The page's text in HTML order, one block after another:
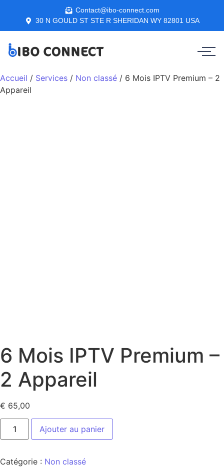
Contact@ibo-connect.com
30 N GOULD ST STE R SHERIDAN WY 82801 USA
Accueil / Services / Non classé / 6 Mois IPTV Premium – 2
Appareil
6 Mois IPTV Premium –
2 Appareil
€ 65,00
Ajouter au panier
Catégorie : Non classé